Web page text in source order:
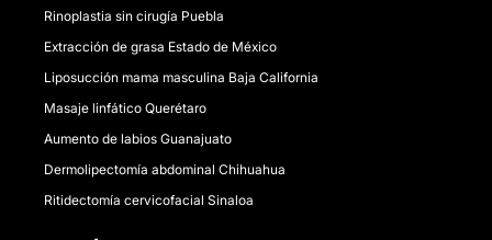
Rinoplastia sin cirugía Puebla
Extracción de grasa Estado de México
Liposucción mama masculina Baja California
Masaje linfático Querétaro
Aumento de labios Guanajuato
Dermolipectomía abdominal Chihuahua
Ritidectomía cervicofacial Sinaloa